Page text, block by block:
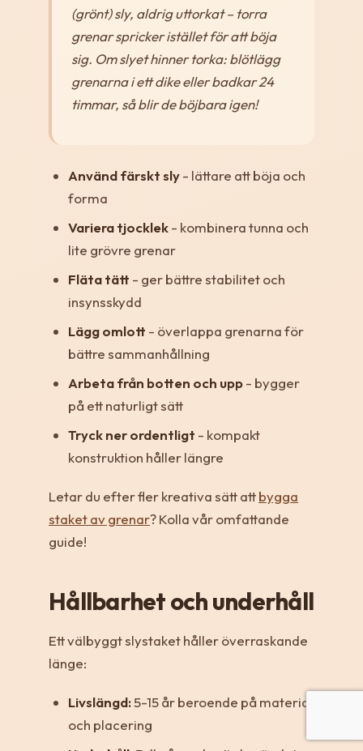
(grönt) sly, aldrig uttorkat – torra
grenar spricker istället för att böja
sig. Om slyet hinner torka: blötlägg
grenarna i ett dike eller badkar 24
timmar, så blir de böjbara igen!
Använd färskt sly- lättare att böja och
forma
Variera tjocklek- kombinera tunna och
lite grövre grenar
Fläta tätt - ger bättre stabilitet och
insynsskydd
Lägg omlott - överlappa grenarna för
bättre sammanhållning
Arbeta från botten och upp- bygger
på ett naturligt sätt
Tryck ner ordentligt - kompakt
konstruktion håller längre
Letar du efter fler kreativa sätt attbygga
staket av grenar? Kolla vår omfattande
guide!
Hållbarhet och underhåll
Ett välbyggt slystaket håller överraskande
länge:
Livslängd:5-15 år beroende på material
och placering